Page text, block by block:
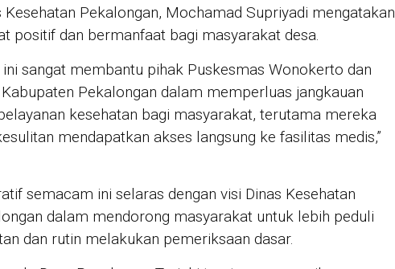
Kesehatan Pekalongan, Mochamad Supriyadi mengatakan
positif dan bermanfaat bagi masyarakat desa.
ini sangat membantu pihak Puskesmas Wonokerto dan
Pekalongan dalam memperluas jangkauan
kesehatan bagi masyarakat, terutama mereka
mendapatkan akses langsung ke fasilitas medis,”
semacam ini selaras dengan visi Dinas Kesehatan
dalam mendorong masyarakat untuk lebih peduli
dan rutin melakukan pemeriksaan dasar.